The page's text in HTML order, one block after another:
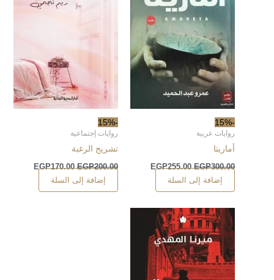
-15%
روايات عربية
أماريتا
EGP300.00
EGP255.00
إضافة إلى السلة
-15%
روايات إجتماعية
تشريح الرغبة
EGP200.00
EGP170.00
إضافة إلى السلة